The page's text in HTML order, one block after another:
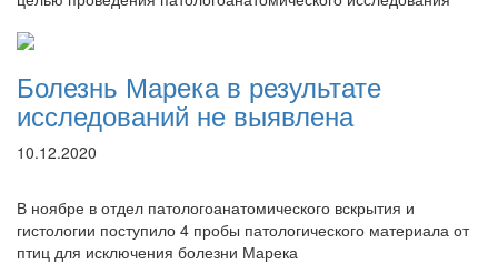
Болезнь Марека в результате
исследований не выявлена
10.12.2020
В ноябре в отдел патологоанатомического вскрытия и
гистологии поступило 4 пробы патологического материала от
птиц для исключения болезни Марека